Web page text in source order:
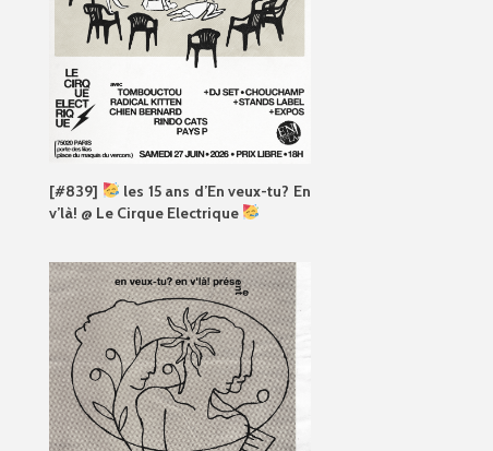
[#839]
les 15 ans d’En veux-tu? En
v’là! @ Le Cirque Electrique